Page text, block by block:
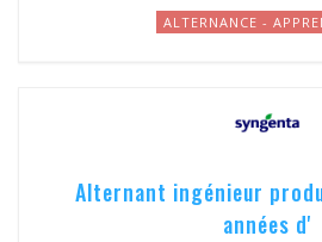
ALTERNANCE -
Alternant ingénieur
années d'